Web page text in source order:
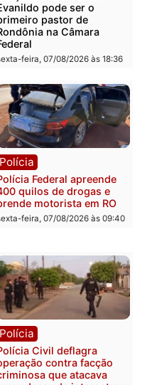
ELEIÇÕES 2026 – TCE
alerta candidatos sobre
crise financeira do
segunda-feira, 10/08/2026 às
Política
Eleições 2026: Pastor
Evanildo pode ser o
Federal
sexta-feira, 07/08/2026 às